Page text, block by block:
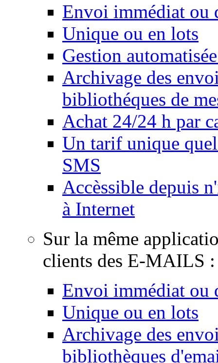
Envoi immédiat ou
Unique ou en lots
Gestion
Archivage des
bibliothéques de
Achat 24/24 h par
Un tarif unique
SMS
Accèssible depuis
à Internet
Sur la même
clients des E-MAILS :
Envoi immédiat ou
Unique ou en lots
Archivage des
bibliothèques